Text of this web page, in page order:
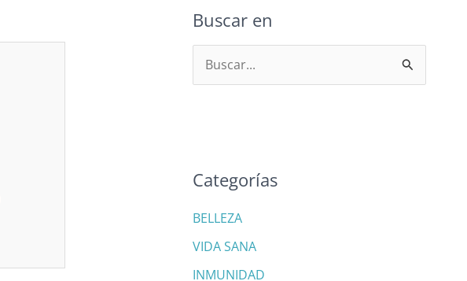
Buscar en
u
r
Categorías
BELLEZA
VIDA SANA
INMUNIDAD